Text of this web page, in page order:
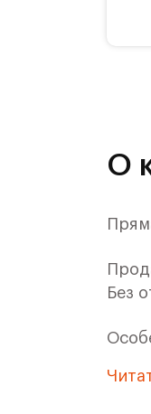
О
Без
-